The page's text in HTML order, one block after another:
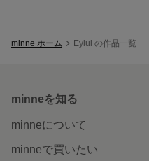
minne ホーム Eylul の作品一覧
minneを知る
minneについて
minneで買いたい